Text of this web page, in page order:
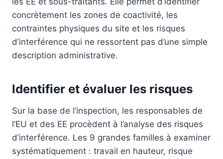
concrètement les zones de coactivité, les
contraintes physiques du site et les risques
d’interférence qui ne ressortent pas d’une simple
description administrative.
Identifier et évaluer les risques
Sur la base de l’inspection, les responsables de
l’EU et des EE procèdent à l’analyse des risques
d’interférence. Les 9 grandes familles à examiner
systématiquement : travail en hauteur, risque